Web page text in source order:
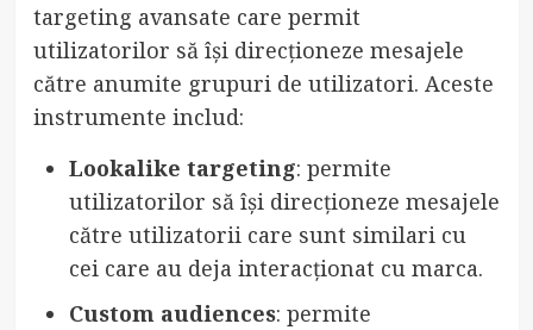
targeting avansate care permit
utilizatorilor să își direcționeze mesajele
către anumite grupuri de utilizatori. Aceste
instrumente includ:
Lookalike targeting: permite
utilizatorilor să își direcționeze mesajele
către utilizatorii care sunt similari cu
cei care au deja interacționat cu marca.
Custom audiences: permite